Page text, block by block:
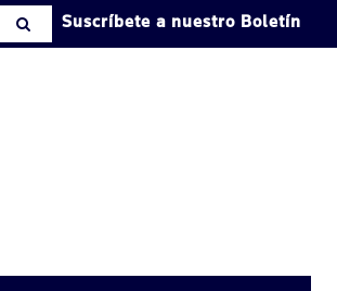
Suscríbete a nuestro Boletín